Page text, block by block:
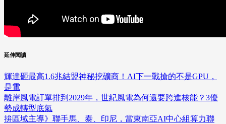
延伸閱讀
輝達砸最高1.6兆結盟神秘挖礦商！AI下一戰搶的不是GPU，
是電
離岸風電訂單排到2029年，世紀風電為何還要跨進核能？3優
勢成轉型底氣
拚區域主導》聯手馬、泰、印尼，當東南亞AI中心組算力聯